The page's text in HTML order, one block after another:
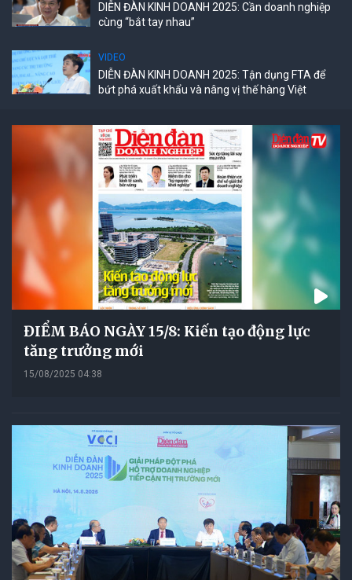
DIỄN ĐÀN KINH DOANH 2025: Cần doanh nghiệp
cùng “bắt tay nhau”
VIDEO
DIỄN ĐÀN KINH DOANH 2025: Tận dụng FTA để
bứt phá xuất khẩu và nâng vị thế hàng Việt
ĐIỂM BÁO NGÀY 15/8: Kiến tạo động lực
tăng trưởng mới
15/08/2025 04:38